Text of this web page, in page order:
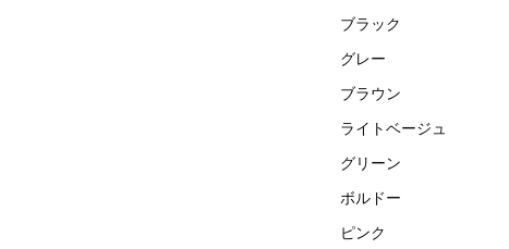
ブラック
グレー
ブラウン
ライトベージュ
グリーン
ボルドー
ピンク